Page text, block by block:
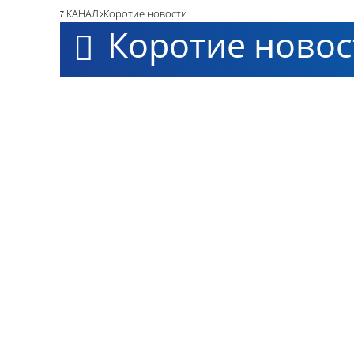
7 КАНАЛ Коротие новости
Коротие